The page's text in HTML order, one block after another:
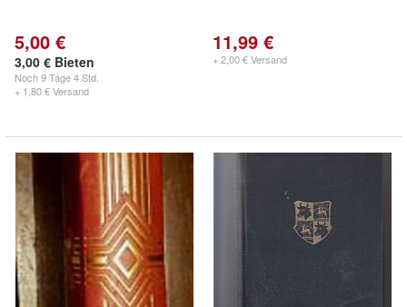
5,00 €
3,00 € Bieten
Noch9 Tage 4 Std.
+ 1,80 € Versand
11,99 €
+ 2,00 € Versand